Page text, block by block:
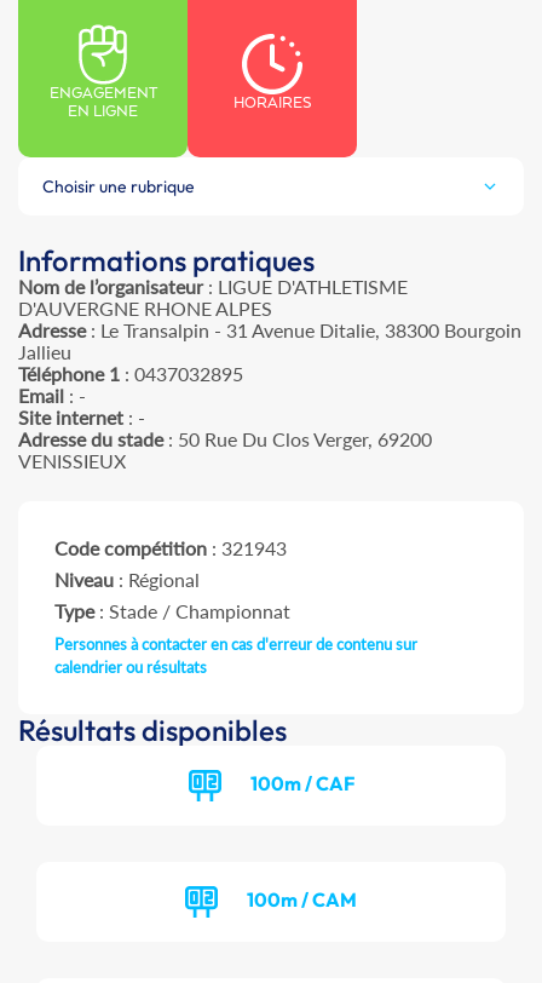
ENGAGEMENT
EN LIGNE
HORAIRES
Choisir une rubrique
Informations pratiques
Nom de l’organisateur: LIGUE D'ATHLETISME
D'AUVERGNE RHONE ALPES
Adresse: Le Transalpin - 31 Avenue Ditalie, 38300 Bourgoin
Jallieu
Téléphone 1 : 0437032895
Email : -
Site internet : -
Adresse du stade: 50 Rue Du Clos Verger, 69200
VENISSIEUX
Code compétition : 321943
Niveau : Régional
Type: Stade / Championnat
Personnes à contacter en cas d'erreur de contenu sur
calendrier ou résultats
Résultats disponibles
100m / CAF
100m / CAM